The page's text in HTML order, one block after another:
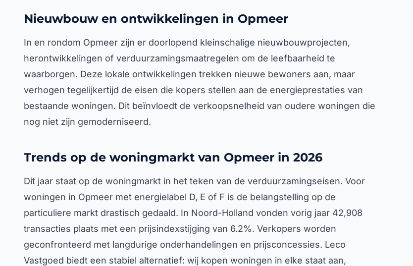
Nieuwbouw en ontwikkelingen in Opmeer
In en rondom Opmeer zijn er doorlopend kleinschalige nieuwbouwprojecten,
herontwikkelingen of verduurzamingsmaatregelen om de leefbaarheid te
waarborgen. Deze lokale ontwikkelingen trekken nieuwe bewoners aan, maar
verhogen tegelijkertijd de eisen die kopers stellen aan de energieprestaties van
bestaande woningen. Dit beïnvloedt de verkoopsnelheid van oudere woningen die
nog niet zijn gemoderniseerd.
Trends op de woningmarkt van Opmeer in 2026
Dit jaar staat op de woningmarkt in het teken van de verduurzamingseisen. Voor
woningen in Opmeer met energielabel D, E of F is de belangstelling op de
particuliere markt drastisch gedaald. In Noord-Holland vonden vorig jaar 42,908
transacties plaats met een prijsindexstijging van 6.2%. Verkopers worden
geconfronteerd met langdurige onderhandelingen en prijsconcessies. Leco
Vastgoed biedt een stabiel alternatief: wij kopen woningen in elke staat aan,